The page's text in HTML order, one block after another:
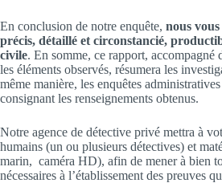
En conclusion de notre enquête, nous
précis, détaillé et circonstancié,
civile. En somme, ce rapport, accompagné
les éléments observés, résumera les
même manière, les enquêtes
consignant les renseignements obtenus.
Notre agence de détective privé mettra à
humains (un ou plusieurs détectives) et
marin, caméra HD), afin de mener à bien
nécessaires à l’établissement des preuves